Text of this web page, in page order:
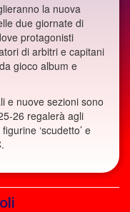
la nuova
due giornate di
protagonisti
di arbitri e capitani
gioco album e
e nuove sezioni sono
26 regalerà agli
‘scudetto’ e